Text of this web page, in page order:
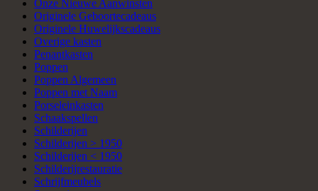
Onze Nieuwe Aanwinsten
Originele Geboortecadeaus
Originele Huwelijkscadeaus
Overige kasten
Penantkasten
Poppen
Poppen Algemeen
Poppen met Naam
Porseleinkasten
Schaakspellen
Schilderijen
Schilderijen > 1950
Schilderijen < 1950
Schilderijrestauratie
Schrijfmeubels